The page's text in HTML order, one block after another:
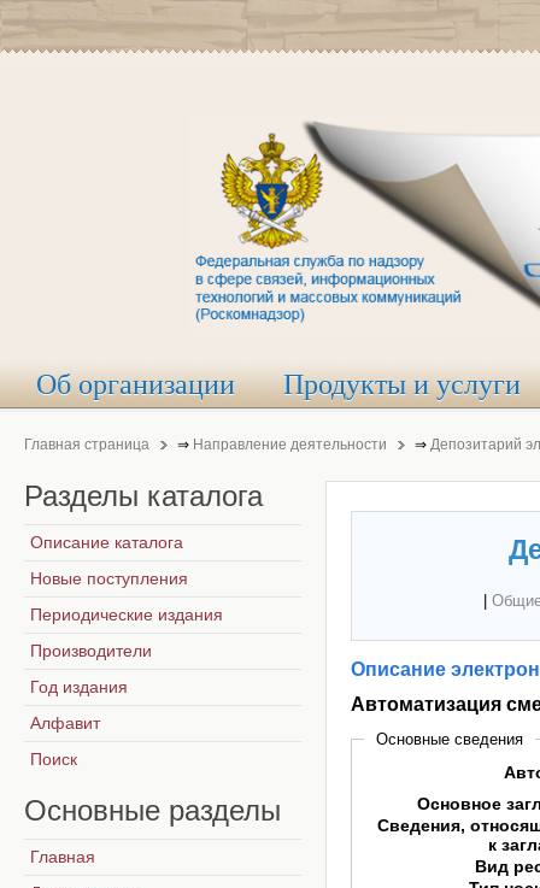
Об организации Продукты и услуги
Главная страница ⇒ Направление деятельности ⇒ Депозитарий
Описание
Автоматизация
Основные сведения
Основное
Сведения,
к
Вид
Разделы каталога
Описание каталога
Новые поступления
Периодические издания
Производители
Год издания
Алфавит
Поиск
Основные разделы
Главная